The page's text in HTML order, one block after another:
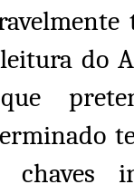
do
chaves